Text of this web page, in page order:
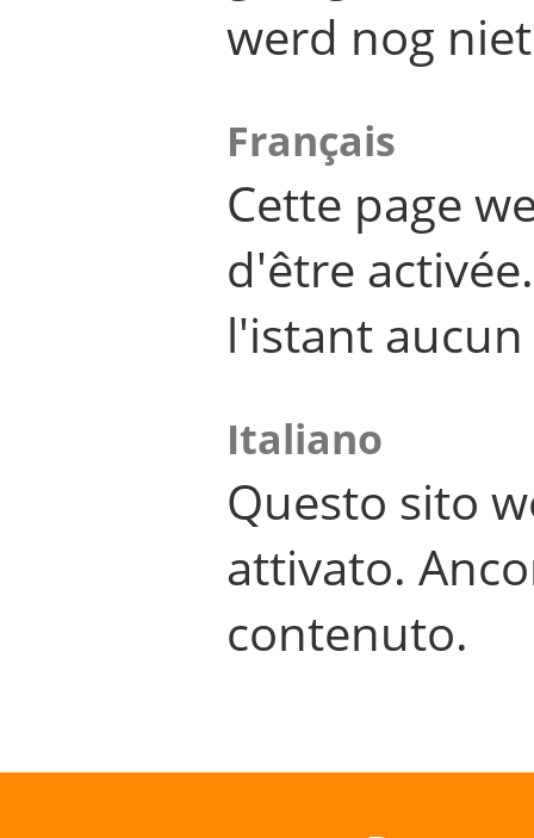
werd nog
Français
Cette page
d'être
l'istant
Italiano
Questo sito
attivato.
contenuto.